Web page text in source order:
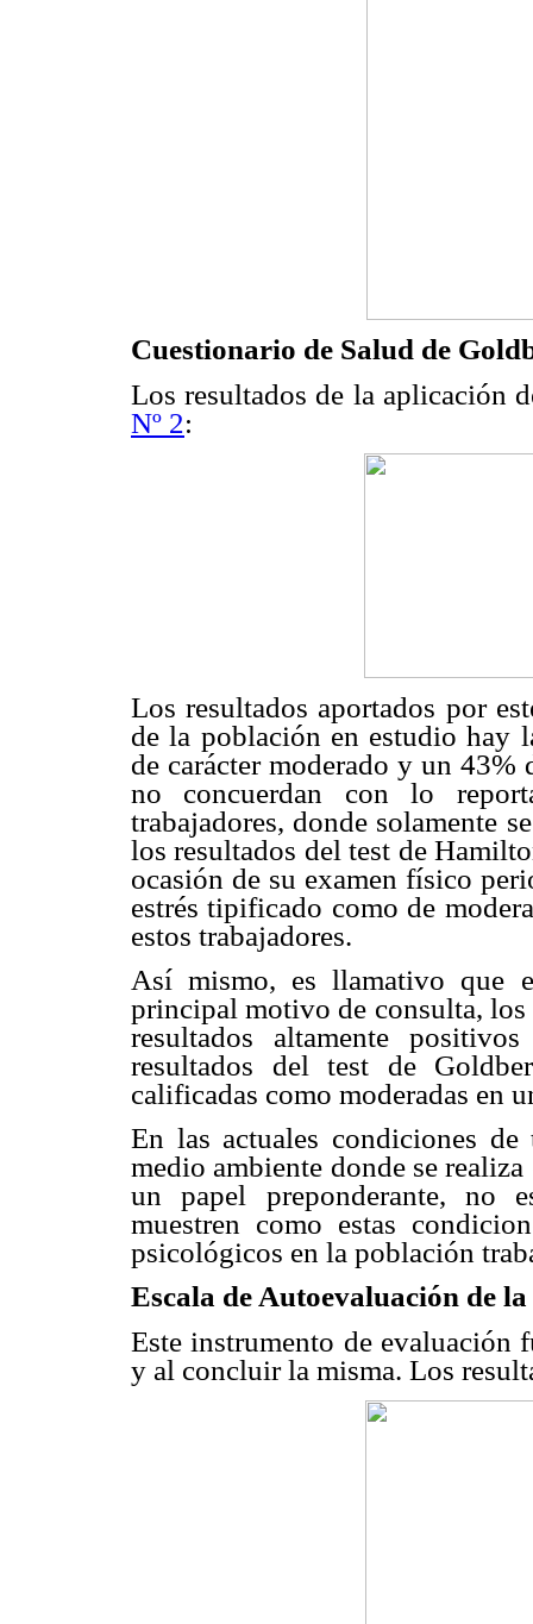
Cuestionario de Salud de
Los resultados de la aplicación
Nº 2:
Los resultados aportados por
de la población en estudio hay
de carácter moderado y un 43%
no concuerdan con lo
trabajadores, donde solamente
los resultados del test de
ocasión de su examen físico
estrés tipificado como de
estos trabajadores.
Así mismo, es llamativo que
principal motivo de consulta,
resultados altamente
resultados del test de
calificadas como moderadas en
En las actuales condiciones
medio ambiente donde se
un papel preponderante, no
muestren como estas
psicológicos en la población
Escala de Autoevaluación de
Este instrumento de
y al concluir la misma. Los